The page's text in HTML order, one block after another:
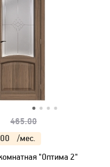
465.00
/мес.
"Оптима 2"